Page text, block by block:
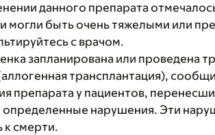
данного препарата
могли быть очень тяжелыми или
с врачом.
запланирована или проведена
трансплантация),
препарата у пациентов,
определенные нарушения. Эти
к смерти.